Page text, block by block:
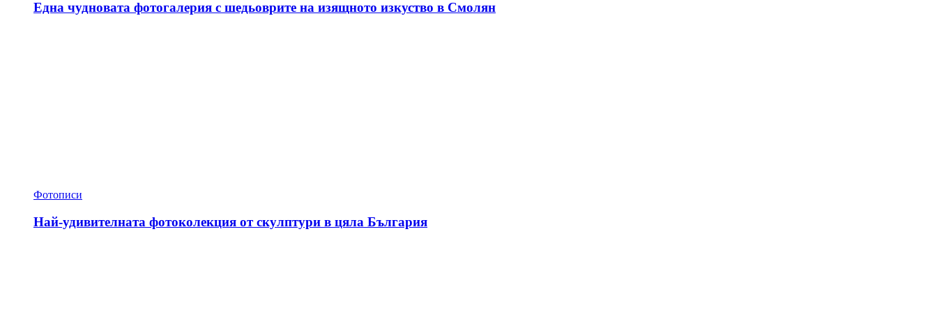
Една чудновата фотогалерия с шедьоврите на изящното изкуство в Смолян
Фотописи
Най-удивителната фотоколекция от скулптури в цяла България